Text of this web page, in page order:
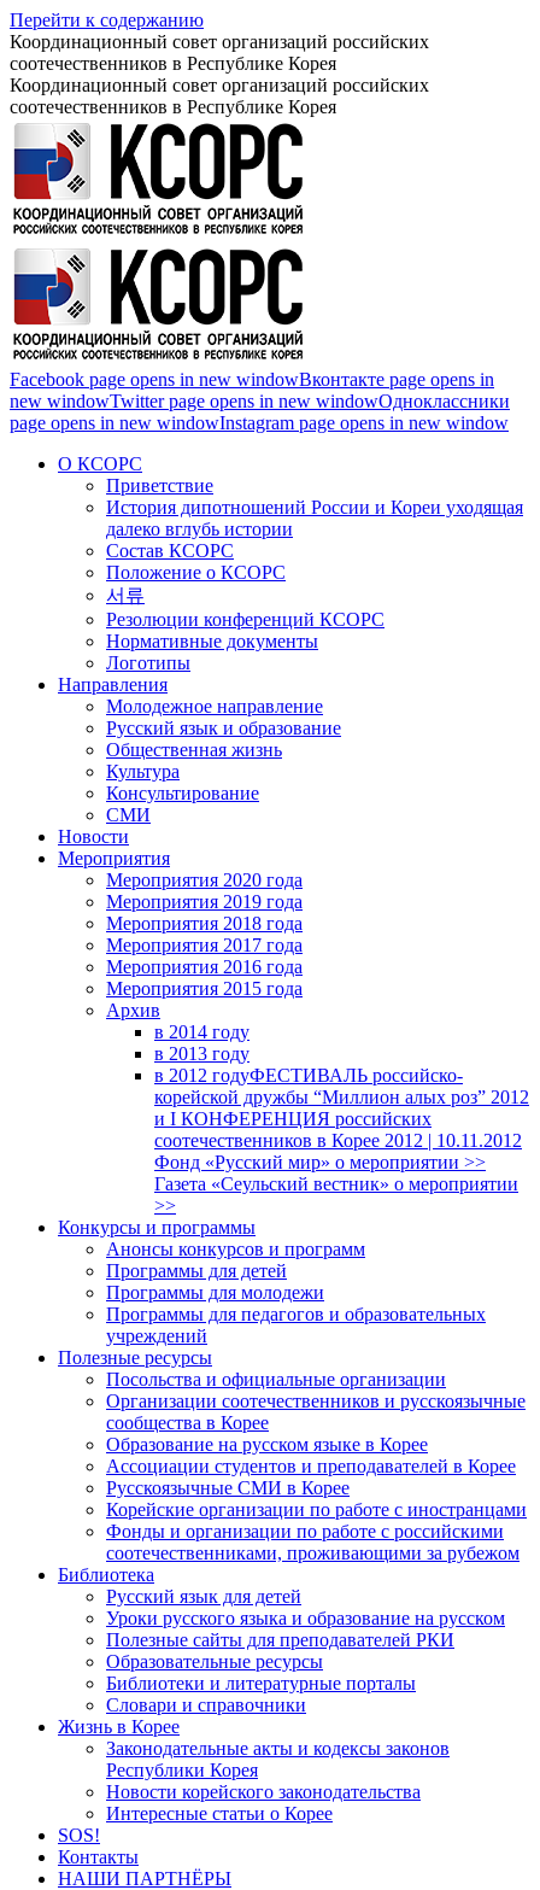
Перейти к содержанию
Координационный совет организаций российских
соотечественников в Республике Корея
Координационный совет организаций российских
соотечественников в Республике Корея
Facebook page opens in new windowВконтакте page opens in
new windowTwitter page opens in new windowОдноклассники
page opens in new windowInstagram page opens in new window
О КСОРС
Приветствие
История дипотношений России и Кореи уходящая
далеко вглубь истории
Состав КСОРС
Положение о КСОРС
서류
Резолюции конференций КСОРС
Нормативные документы
Логотипы
Направления
Молодежное направление
Русский язык и образование
Общественная жизнь
Культура
Консультирование
СМИ
Новости
Мероприятия
Мероприятия 2020 года
Мероприятия 2019 года
Мероприятия 2018 годa
Мероприятия 2017 года
Мероприятия 2016 года
Мероприятия 2015 года
Архив
в 2014 году
в 2013 году
в 2012 годуФЕСТИВАЛЬ российско-
корейской дружбы “Миллион алых роз” 2012
и I КОНФЕРЕНЦИЯ российских
соотечественников в Корее 2012 | 10.11.2012
Фонд «Русский мир» о мероприятии >>
Газета «Сеульский вестник» о мероприятии
>>
Конкурсы и программы
Анонсы конкурсов и программ
Программы для детей
Программы для молодежи
Программы для педагогов и образовательных
учреждений
Полезные ресурсы
Посольства и официальные организации
Организации соотечественников и русскоязычные
сообщества в Корее
Образование на русском языке в Корее
Ассоциации студентов и преподавателей в Корее
Русскоязычные СМИ в Корее
Корейские организации по работе с иностранцами
Фонды и организации по работе с российскими
соотечественниками, проживающими за рубежом
Библиотека
Русский язык для детей
Уроки русского языка и образование на русском
Полезные сайты для преподавателей РКИ
Образовательные ресурсы
Библиотеки и литературные порталы
Словари и справочники
Жизнь в Корее
Законодательные акты и кодексы законов
Республики Корея
Новости корейского законодательства
Интересные статьи о Корее
SOS!
Контакты
НАШИ ПАРТНЁРЫ